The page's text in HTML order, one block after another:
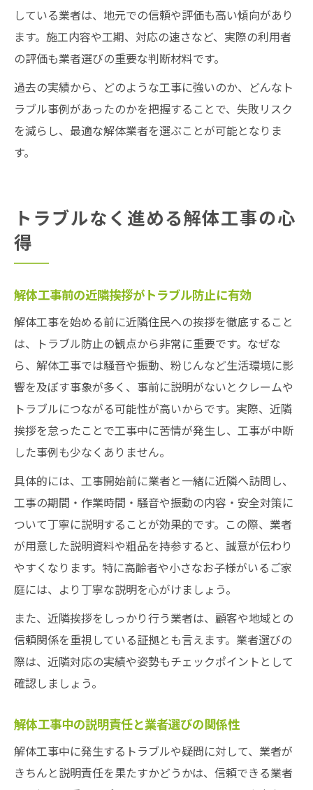
している業者は、地元での信頼や評価も高い傾向があり
ます。施工内容や工期、対応の速さなど、実際の利用者
の評価も業者選びの重要な判断材料です。
過去の実績から、どのような工事に強いのか、どんなト
ラブル事例があったのかを把握することで、失敗リスク
を減らし、最適な解体業者を選ぶことが可能となりま
す。
トラブルなく進める解体工事の心
得
解体工事前の近隣挨拶がトラブル防止に有効
解体工事を始める前に近隣住民への挨拶を徹底すること
は、トラブル防止の観点から非常に重要です。なぜな
ら、解体工事では騒音や振動、粉じんなど生活環境に影
響を及ぼす事象が多く、事前に説明がないとクレームや
トラブルにつながる可能性が高いからです。実際、近隣
挨拶を怠ったことで工事中に苦情が発生し、工事が中断
した事例も少なくありません。
具体的には、工事開始前に業者と一緒に近隣へ訪問し、
工事の期間・作業時間・騒音や振動の内容・安全対策に
ついて丁寧に説明することが効果的です。この際、業者
が用意した説明資料や粗品を持参すると、誠意が伝わり
やすくなります。特に高齢者や小さなお子様がいるご家
庭には、より丁寧な説明を心がけましょう。
また、近隣挨拶をしっかり行う業者は、顧客や地域との
信頼関係を重視している証拠とも言えます。業者選びの
際は、近隣対応の実績や姿勢もチェックポイントとして
確認しましょう。
解体工事中の説明責任と業者選びの関係性
解体工事中に発生するトラブルや疑問に対して、業者が
きちんと説明責任を果たすかどうかは、信頼できる業者